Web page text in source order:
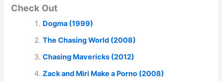
Check Out
Dogma (1999)
The Chasing World (2008)
Chasing Mavericks (2012)
Zack and Miri Make a Porno (2008)